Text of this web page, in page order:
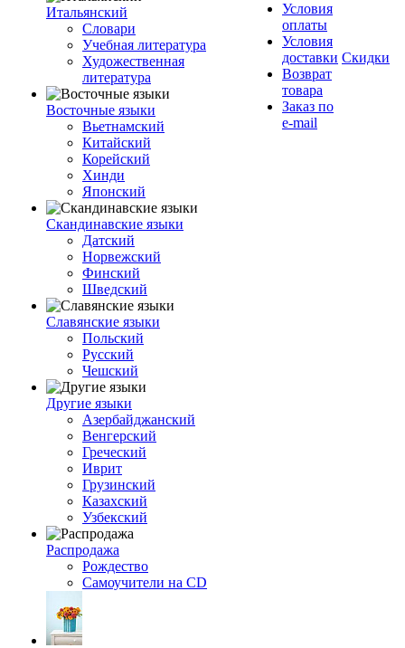
Итальянский
Словари
Учебная литература
Художественная
литература
Восточные языки
Вьетнамский
Китайский
Корейский
Хинди
Японский
Скандинавские языки
Датский
Норвежский
Финский
Шведский
Славянские языки
Польский
Русский
Чешский
Другие языки
Азербайджанский
Венгерский
Греческий
Иврит
Грузинский
Казахский
Узбекский
Распродажа
Рождество
Самоучители на CD
Условия
оплаты
Условия
доставки
Возврат
товара
Заказ по
e-mail
Скидки